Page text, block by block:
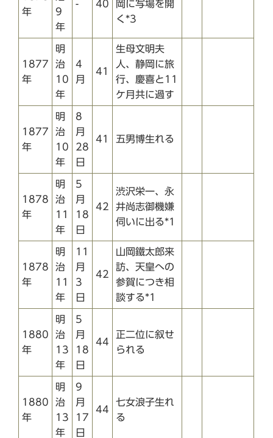
年
9
年
- 40
岡に写場を開
く*3
1877
年
明
治
10
年
4
月
41
生母文明夫
人、静岡に旅
行、慶喜と11
ケ月共に過す
1877
年
明
治
10
年
8
月
28
日
41 五男博生れる
1878
年
明
治
11
年
5
月
18
日
42
渋沢栄一、永
井尚志御機嫌
伺いに出る*1
1878
年
明
治
11
年
11
月
3
日
42
山岡鐵太郎来
訪、天皇への
参賀につき相
談する*1
1880
年
明
治
13
年
5
月
18
日
44
正二位に叙せ
られる
1880
年
明
治
13
年
9
月
17
日
44
七女浪子生れ
る